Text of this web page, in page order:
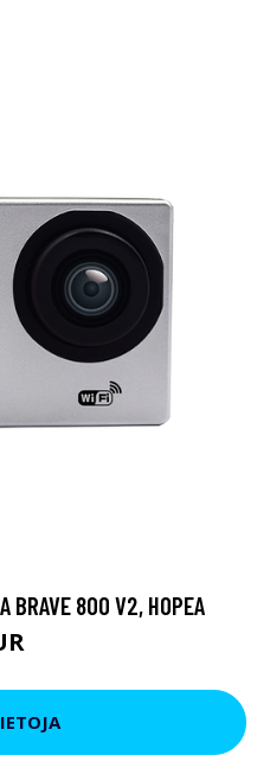
BRAVE 800 V2, HOPEA